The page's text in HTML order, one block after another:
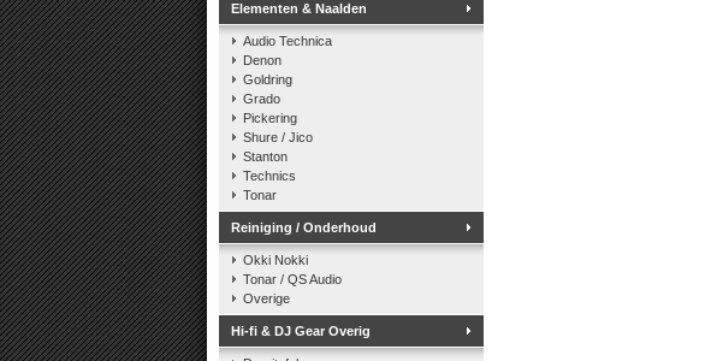
Elementen & Naalden
Audio Technica
Denon
Goldring
Grado
Pickering
Shure / Jico
Stanton
Technics
Tonar
Reiniging / Onderhoud
Okki Nokki
Tonar / QS Audio
Overige
Hi-fi & DJ Gear Overig